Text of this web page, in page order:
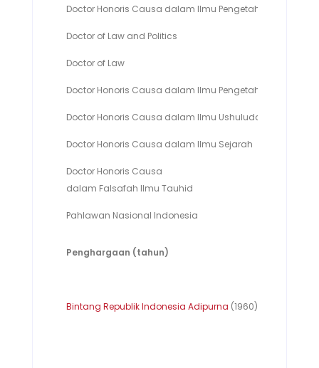
Doctor Honoris Causa dalam Ilmu Pengetahuan Hukum,
Doctor of Law and Politics
Doctor of Law
Doctor Honoris Causa dalam Ilmu Pengetahuan Politik
Doctor Honoris Causa dalam Ilmu Ushuluddin Jurusan
Doctor Honoris Causa dalam Ilmu Sejarah
Doctor Honoris Causa
dalam Falsafah Ilmu Tauhid
Pahlawan Nasional Indonesia
Penghargaan (tahun)
Bintang Republik Indonesia Adipurna (1960)